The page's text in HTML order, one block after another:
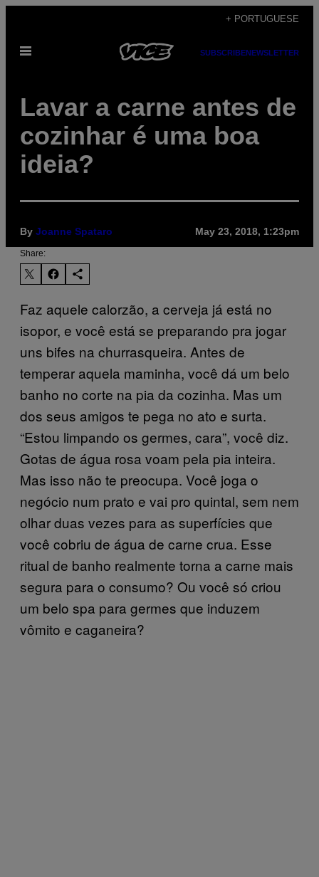
content
+ PORTUGUESE
Open
SUBSCRIBENEWSLETTER
Lavar a carne antes de
cozinhar é uma boa
ideia?
By Joanne Spataro May 23, 2018, 1:23pm
Share:
Faz aquele calorzão, a cerveja já está no
isopor, e você está se preparando pra jogar
uns bifes na churrasqueira. Antes de
temperar aquela maminha, você dá um belo
banho no corte na pia da cozinha. Mas um
dos seus amigos te pega no ato e surta.
“Estou limpando os germes, cara”, você diz.
Gotas de água rosa voam pela pia inteira.
Mas isso não te preocupa. Você joga o
negócio num prato e vai pro quintal, sem nem
olhar duas vezes para as superfícies que
você cobriu de água de carne crua. Esse
ritual de banho realmente torna a carne mais
segura para o consumo? Ou você só criou
um belo spa para germes que induzem
vômito e caganeira?